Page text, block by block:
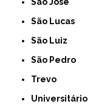
São Lucas
São Luiz
São Pedro
Trevo
Universitário